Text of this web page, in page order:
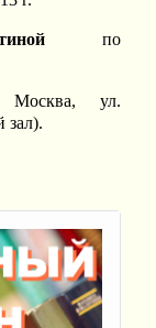
по
Москва, ул.